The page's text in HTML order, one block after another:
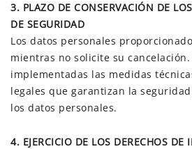
3. PLAZO DE CONSERVACIÓN DE
DE SEGURIDAD
Los datos personales
mientras no solicite su cancelación.
implementadas las medidas
legales que garantizan la
los datos personales.
4. EJERCICIO DE LOS DERECHOS DE